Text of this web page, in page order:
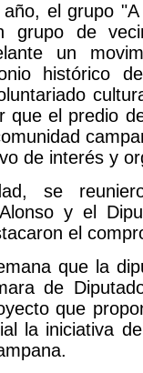
el grupo
grupo de
un
histórico
que el predio
de interés y
se
y el
el
que la
de
que
la iniciativa